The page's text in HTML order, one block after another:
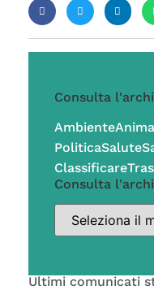
Consulta
Ambiente
PoliticaSalute
Classificare
Consulta
Ultimi comunicati